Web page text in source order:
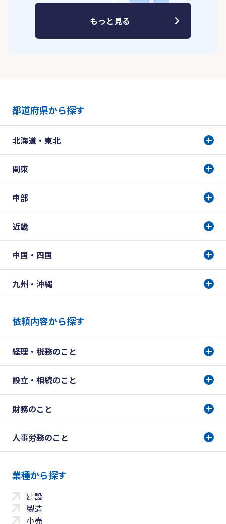
もっと見る
都道府県から探す
北海道・東北
関東
中部
近畿
中国・四国
九州・沖縄
依頼内容から探す
経理・税務のこと
設立・相続のこと
財務のこと
人事労務のこと
業種から探す
建設
製造
小売